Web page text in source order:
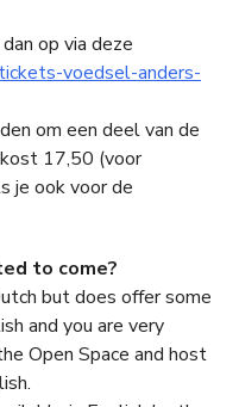
op via deze
voedsel-anders-
om een deel van de
17,50 (voor
je ook voor de
to come?
but does offer some
and you are very
Open Space and host